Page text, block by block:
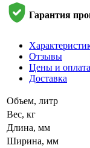
Гарантия
Отзывы
Цены и оплата
Доставка
Объем, литр
Вес, кг
Длина, мм
Ширина, мм